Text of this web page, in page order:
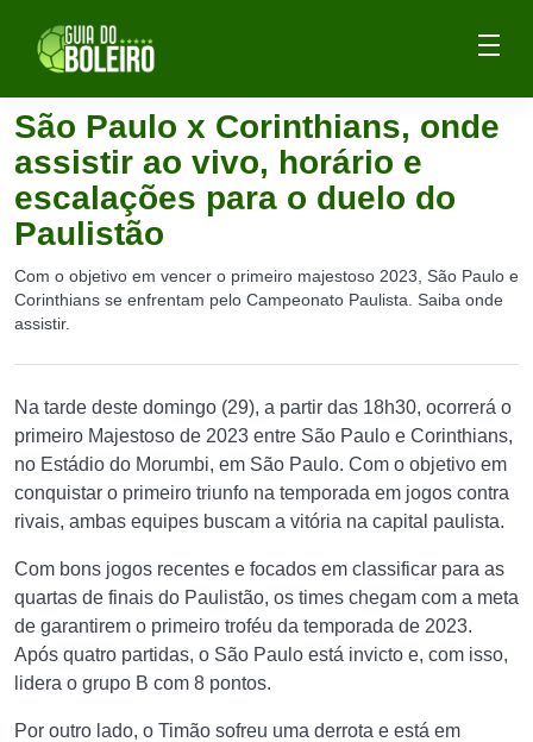
São Paulo x Corinthians, onde
assistir ao vivo, horário e
escalações para o duelo do
Paulistão
Com o objetivo em vencer o primeiro majestoso 2023, São Paulo e
Corinthians se enfrentam pelo Campeonato Paulista. Saiba onde
assistir.
Na tarde deste domingo (29), a partir das 18h30, ocorrerá o
primeiro Majestoso de 2023 entre São Paulo e Corinthians,
no Estádio do Morumbi, em São Paulo. Com o objetivo em
conquistar o primeiro triunfo na temporada em jogos contra
rivais, ambas equipes buscam a vitória na capital paulista.
Com bons jogos recentes e focados em classificar para as
quartas de finais do Paulistão, os times chegam com a meta
de garantirem o primeiro troféu da temporada de 2023.
Após quatro partidas, o São Paulo está invicto e, com isso,
lidera o grupo B com 8 pontos.
Por outro lado, o Timão sofreu uma derrota e está em